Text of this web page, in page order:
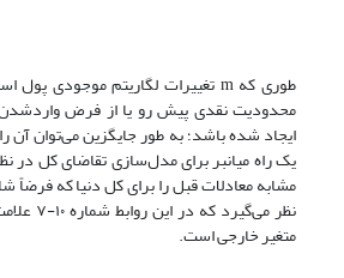
محدودیت نقدی پیش رو یا از فرض وارد‌شدن
ایجاد شده باشد؛ به طور جایگزین می‌توان آن
یک راه میانبر برای مدل‌سازی تقاضای کل در
مشابه معادلات قبل را برای کل دنیا که
نظر
متغیر خارجی است.